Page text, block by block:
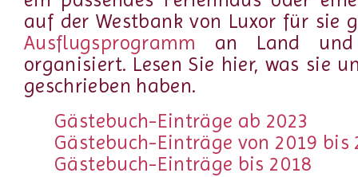
auf der Westbank von Luxor für sie
Ausflugsprogramm an Land
organisiert. Lesen Sie hier, was sie
geschrieben haben.
Gästebuch-Einträge ab 2023
Gästebuch-Einträge von 2019 bis
Gästebuch-Einträge bis 2018